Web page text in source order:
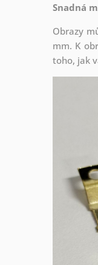
Snadná
Obrazy
mm. K
toho, jak